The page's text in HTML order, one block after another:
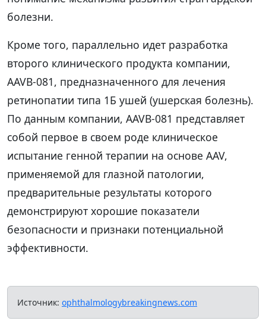
болезни.
Кроме того, параллельно идет разработка
второго клинического продукта компании,
AAVB-081, предназначенного для лечения
ретинопатии типа 1Б ушей (ушерская болезнь).
По данным компании, AAVB-081 представляет
собой первое в своем роде клиническое
испытание генной терапии на основе AAV,
применяемой для глазной патологии,
предварительные результаты которого
демонстрируют хорошие показатели
безопасности и признаки потенциальной
эффективности.
Источник: ophthalmologybreakingnews.com